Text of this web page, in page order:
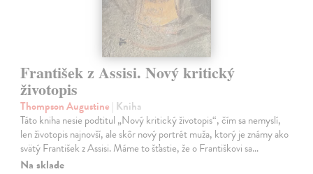
František z Assisi. Nový kritický
životopis
Thompson Augustine | Kniha
Táto kniha nesie podtitul „Nový kritický životopis“, čím sa nemyslí,
len životopis najnovší, ale skôr nový portrét muža, ktorý je známy ako
svätý František z Assisi. Máme to šťastie, že o Františkovi sa…
Na sklade